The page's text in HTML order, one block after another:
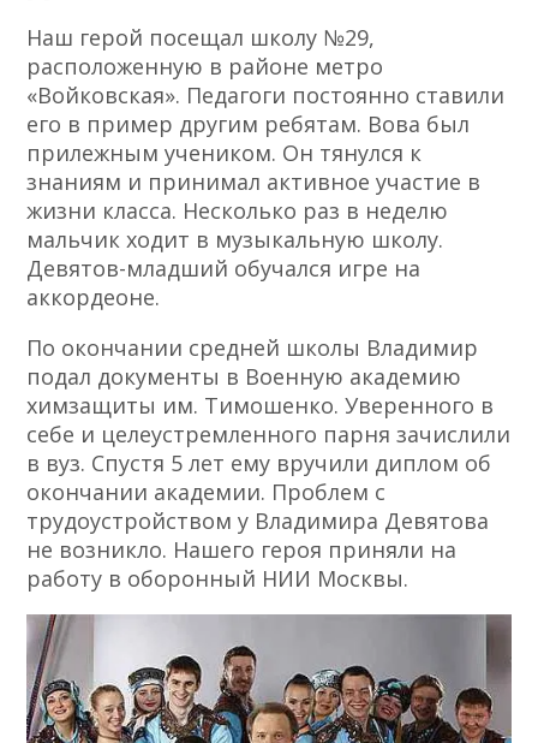
Наш герой посещал школу №29,
расположенную в районе метро
«Войковская». Педагоги постоянно ставили
его в пример другим ребятам. Вова был
прилежным учеником. Он тянулся к
знаниям и принимал активное участие в
жизни класса. Несколько раз в неделю
мальчик ходит в музыкальную школу.
Девятов-младший обучался игре на
аккордеоне.
По окончании средней школы Владимир
подал документы в Военную академию
химзащиты им. Тимошенко. Уверенного в
себе и целеустремленного парня зачислили
в вуз. Спустя 5 лет ему вручили диплом об
окончании академии. Проблем с
трудоустройством у Владимира Девятова
не возникло. Нашего героя приняли на
работу в оборонный НИИ Москвы.